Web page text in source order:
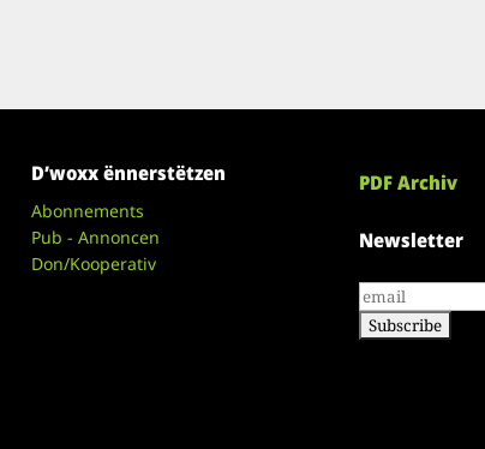
D’woxx ënnerstëtzen
Abonnements
Pub - Annoncen
Don/Kooperativ
PDF Archiv
Newsletter